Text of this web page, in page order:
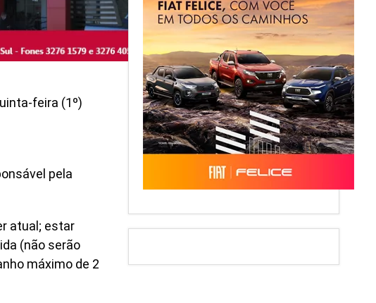
feira (1º)
pela
atual; estar
(não serão
máximo de 2